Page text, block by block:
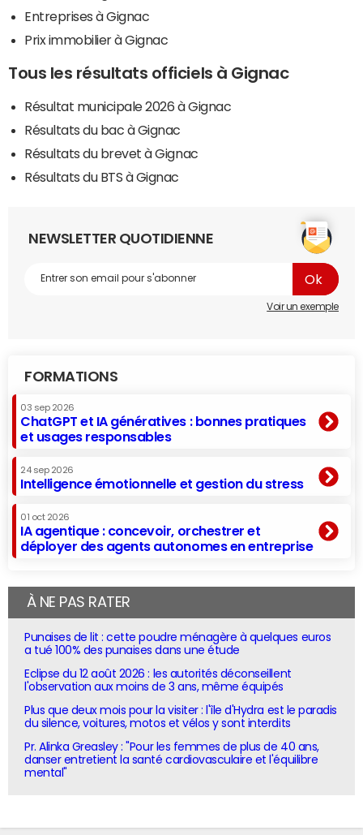
Entreprises à Gignac
Prix immobilier à Gignac
Tous les résultats officiels à Gignac
Résultat municipale 2026 à Gignac
Résultats du bac à Gignac
Résultats du brevet à Gignac
Résultats du BTS à Gignac
NEWSLETTER QUOTIDIENNE
Voir un exemple
FORMATIONS
03 sep 2026
ChatGPT et IA génératives : bonnes pratiques
et usages responsables
24 sep 2026
Intelligence émotionnelle et gestion du stress
01 oct 2026
IA agentique : concevoir, orchestrer et
déployer des agents autonomes en entreprise
À NE PAS RATER
Punaises de lit : cette poudre ménagère à quelques euros
a tué 100% des punaises dans une étude
Eclipse du 12 août 2026 : les autorités déconseillent
l'observation aux moins de 3 ans, même équipés
Plus que deux mois pour la visiter : l'île d'Hydra est le paradis
du silence, voitures, motos et vélos y sont interdits
Pr. Alinka Greasley : "Pour les femmes de plus de 40 ans,
danser entretient la santé cardiovasculaire et l'équilibre
mental"